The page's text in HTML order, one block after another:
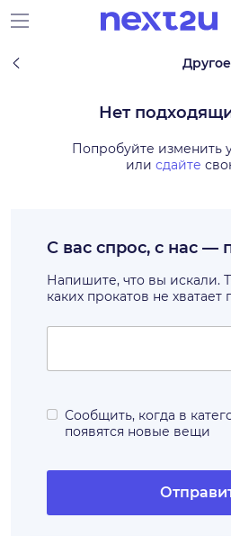
Другое
Нет
Попробуйте изменить
или сдайте
С вас спрос, с нас —
Напишите, что вы искали.
каких прокатов не хватает
Сообщить, когда в
появятся новые вещи